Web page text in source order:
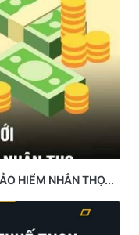
HIỂM NHÂN THỌ...